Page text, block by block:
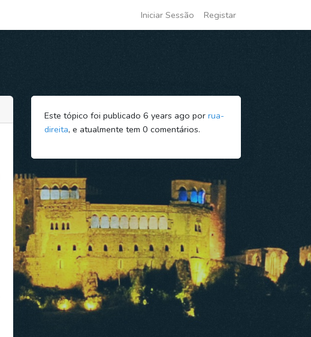
Iniciar Sessão Registar
Este tópico foi publicado 6 years ago por rua-
direita, e atualmente tem 0 comentários.